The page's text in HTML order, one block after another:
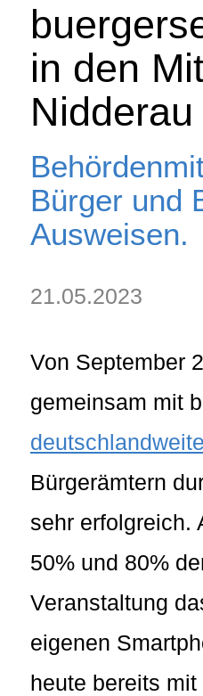
in den
Bürger und
Ausweisen.
21.05.2023
Von September
gemeinsam mit
Bürgerämtern
sehr erfolgreich.
50% und 80%
Veranstaltung
eigenen
heute bereits